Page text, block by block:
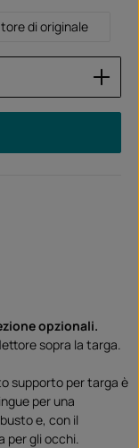
di originale
quantità
opzionali.
sopra la targa.
supporto per targa è
per una
e, con il
gli occhi.